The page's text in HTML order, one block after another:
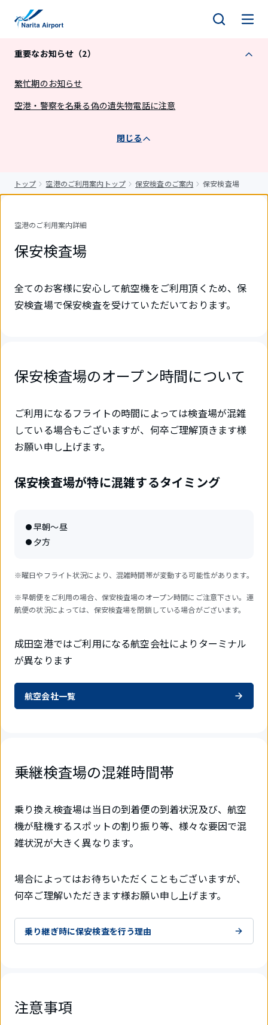
重要なお知らせ（2）
繁忙期のお知らせ
空港・警察を名乗る偽の遺失物電話に注意
閉じる
トップ 空港のご利用案内トップ 保安検査のご案内 保安検査場
空港のご利用案内詳細
保安検査場
全てのお客様に安心して航空機をご利用頂くため、保
安検査場で保安検査を受けていただいております。
保安検査場のオープン時間について
ご利用になるフライトの時間によっては検査場が混雑
している場合もございますが、何卒ご理解頂きます様
お願い申し上げます。
保安検査場が特に混雑するタイミング
早朝～昼
夕方
※曜日やフライト状況により、混雑時間帯が変動する可能性があります。
※早朝便をご利用の場合、保安検査場のオープン時間にご注意下さい。運
航便の状況によっては、保安検査場を閉鎖している場合がございます。
成田空港ではご利用になる航空会社によりターミナル
が異なります
航空会社一覧
乗継検査場の混雑時間帯
乗り換え検査場は当日の到着便の到着状況及び、航空
機が駐機するスポットの割り振り等、様々な要因で混
雑状況が大きく異なります。
場合によってはお待ちいただくこともございますが、
何卒ご理解いただきます様お願い申し上げます。
乗り継ぎ時に保安検査を行う理由
注意事項